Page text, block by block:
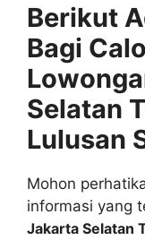
Berikut
Bagi
Selatan
Lulusan
Mohon
informasi yang
Jakarta Selatan